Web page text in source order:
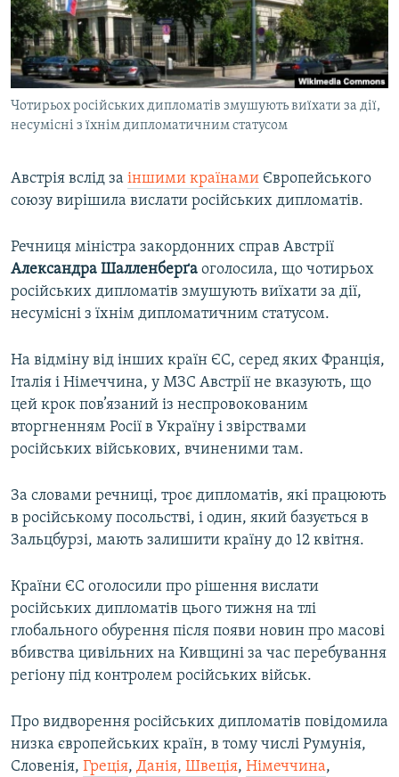
ВІДЕОУРОКИ «ELIFBE»
СВІДЧЕННЯ ОКУПАЦІЇ
УКРАЇНСЬКА ПРОБЛЕМА КРИМУ
ІНФОГРАФІКА
Русский
Qırımtatar
ДОЛУЧАЙСЯ!
Усі сайти RFE/RL
Чотирьох російських дипломатів змушують виїхати за дії,
несумісні з їхнім дипломатичним статусом
Австрія вслід за іншими країнами Європейського
союзу вирішила вислати російських дипломатів.
Речниця міністра закордонних справ Австрії
Александра Шалленберґа оголосила, що чотирьох
російських дипломатів змушують виїхати за дії,
несумісні з їхнім дипломатичним статусом.
На відміну від інших країн ЄС, серед яких Франція,
Італія і Німеччина, у МЗС Австрії не вказують, що
цей крок пов’язаний із неспровокованим
вторгненням Росії в Україну і звірствами
російських військових, вчиненими там.
За словами речниці, троє дипломатів, які працюють
в російському посольстві, і один, який базується в
Зальцбурзі, мають залишити країну до 12 квітня.
Країни ЄС оголосили про рішення вислати
російських дипломатів цього тижня на тлі
глобального обурення після появи новин про масові
вбивства цивільних на Кивщині за час перебування
регіону під контролем російських військ.
Про видворення російських дипломатів повідомила
низка європейських країн, в тому числі Румунія,
Словенія, Греція, Данія, Швеція, Німеччина,